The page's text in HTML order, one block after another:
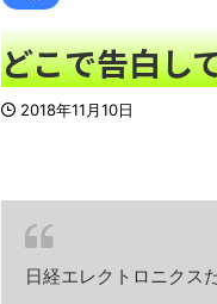
【珍事】サッカ
バーガーキング
【魔改造】普通の
ール アツいスポーツ
【悲報】ショー
どこで告白し
2018年11月10日
日経エレクトロニクス